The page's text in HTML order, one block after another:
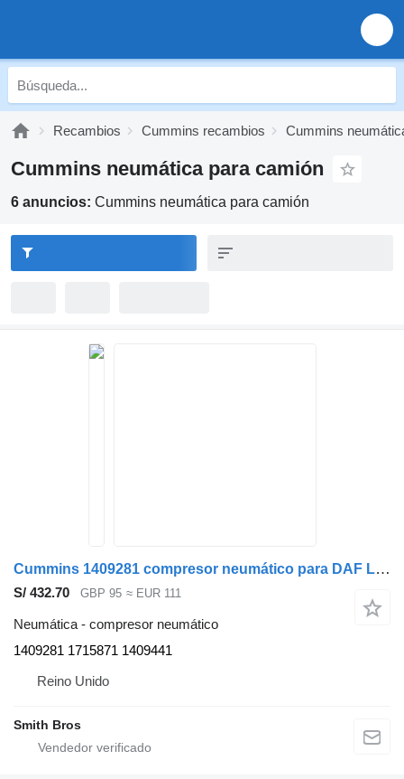
Recambios Cummins recambios Cummins
Cummins neumática para camión
6 anuncios: Cummins neumática para camión
Cummins 1409281 compresor neumático para DAF LF CF XF XG camión
S/ 432.70 GBP 95 ≈ EUR 111
Neumática - compresor neumático
1409281 1715871 1409441
Reino Unido
Smith Bros